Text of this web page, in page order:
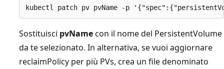
Sostituisci pvNamecon il nome del PersistentVolume
da te selezionato. In alternativa, se vuoi aggiornare
reclaimPolicy per più PVs, crea un file denominato